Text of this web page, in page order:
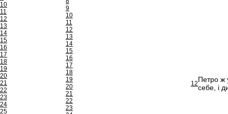
10
11
12
13
14
15
16
17
18
19
20
21
22
23
24
25
9
10
11
12
13
14
15
16
17
18
19
20
21
22
23
12Петро ж
себе, і